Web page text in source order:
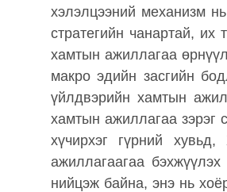
хэлэлцээний механизм
стратегийн чанартай, их
хамтын ажиллагаа
макро эдийн засгийн
үйлдвэрийн хамтын
хамтын ажиллагаа зэрэг
хүчирхэг гүрний
ажиллагаагаа
нийцэж байна, энэ нь